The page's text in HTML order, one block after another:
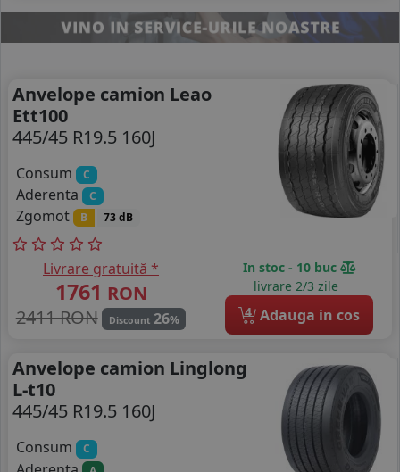
Anvelope camion Leao
Ett100
445/45 R19.5 160J
Consum C
Aderenta C
Zgomot B 73 dB
Livrare gratuită *
1761 RON
2411 RON
Discount 26%
In stoc - 10 buc
livrare 2/3 zile
4 Adauga in cos
Anvelope camion Linglong
L-t10
445/45 R19.5 160J
Consum C